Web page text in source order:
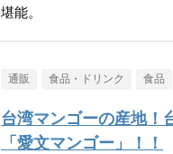
堪能。
通販 食品・ドリンク 食品
台湾マンゴーの産地！
「愛文マンゴー」！！